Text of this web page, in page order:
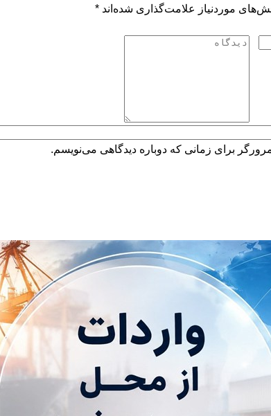
موردنیاز علامت‌گذاری شده‌اند *
برای زمانی که دوباره دیدگاهی می‌نویسم.